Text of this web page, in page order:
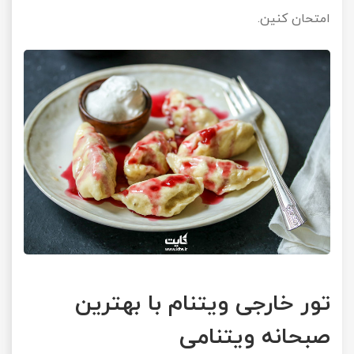
امتحان کنین.
تور خارجی ویتنام با بهترین
صبحانه ویتنامی